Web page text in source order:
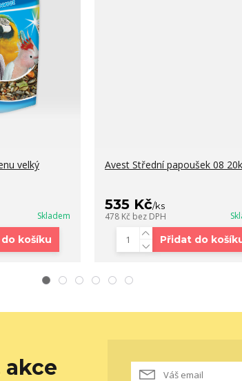
velký
Skladem
košíku
Avest Střední papoušek 08
535 Kč/ks
478 Kč bez DPH
Přidat do